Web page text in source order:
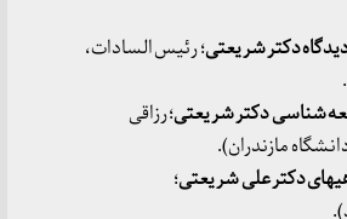
دکتر شریعتی؛ رئیس السادات ،
شناسی دکتر شریعتی؛ رزاقی
مازندران).
دکتر علی شریعتی؛‌